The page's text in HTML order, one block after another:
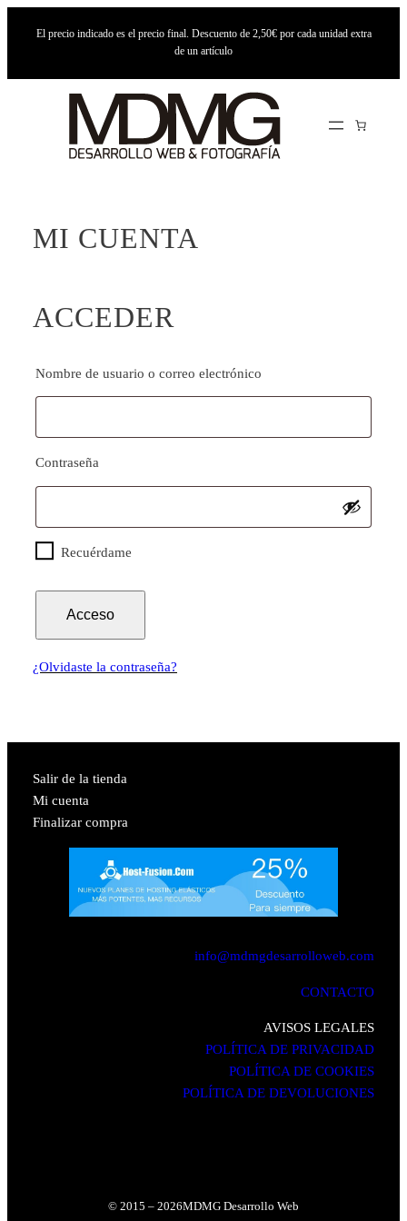
El precio indicado es el precio final. Descuento de 2,50€ por cada unidad extra
de un artículo
MI CUENTA
ACCEDER
Nombre de usuario o correo electrónico
Contraseña
Recuérdame
Acceso
¿Olvidaste la contraseña?
Salir de la tienda
Mi cuenta
Finalizar compra
info@mdmgdesarrolloweb.com
CONTACTO
AVISOS LEGALES
POLÍTICA DE PRIVACIDAD
POLÍTICA DE COOKIES
POLÍTICA DE DEVOLUCIONES
© 2015 – 2026MDMG Desarrollo Web